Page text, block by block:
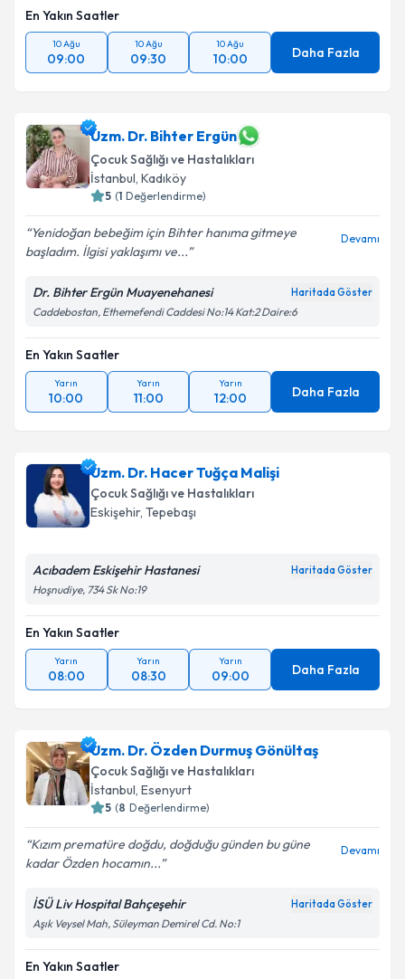
En Yakın Saatler
10 Ağu
09:00
10 Ağu
09:30
10 Ağu
10:00 Daha Fazla
Uzm. Dr. Bihter Ergün
Çocuk Sağlığı ve Hastalıkları
İstanbul, Kadıköy
5 (1 Değerlendirme)
Yenidoğan bebeğim için Bihter hanıma gitmeye
başladım. İlgisi yaklaşımı ve...
Devamı
Dr. Bihter Ergün Muayenehanesi Haritada Göster
Caddebostan, Ethemefendi Caddesi No:14 Kat:2 Daire:6
En Yakın Saatler
Yarın
10:00
Yarın
11:00
Yarın
12:00 Daha Fazla
Uzm. Dr. Hacer Tuğça Malişi
Çocuk Sağlığı ve Hastalıkları
Eskişehir, Tepebaşı
Acıbadem Eskişehir Hastanesi Haritada Göster
Hoşnudiye, 734 Sk No:19
En Yakın Saatler
Yarın
08:00
Yarın
08:30
Yarın
09:00 Daha Fazla
Uzm. Dr. Özden Durmuş Gönültaş
Çocuk Sağlığı ve Hastalıkları
İstanbul, Esenyurt
5 (8 Değerlendirme)
Kızım prematüre doğdu, doğduğu günden bu güne
kadar Özden hocamın...
Devamı
İSÜ Liv Hospital Bahçeşehir Haritada Göster
Aşık Veysel Mah, Süleyman Demirel Cd. No:1
En Yakın Saatler